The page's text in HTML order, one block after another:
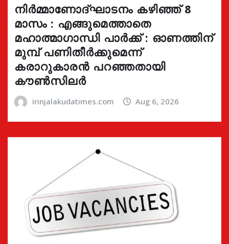
നിർമ്മാണോദ്ഘാടനം കഴിഞ്ഞ് 8
മാസം : എങ്ങുമെത്താതെ
മഹാത്മാഗാന്ധി പാർക്ക് : ഓണത്തിന്
മുമ്പ് പണിതീർക്കുമെന്ന്
കരാറുകാരൻ പറഞ്ഞതായി
കൗൺസിലർ
irinjalakudatimes.com Aug 6, 2026